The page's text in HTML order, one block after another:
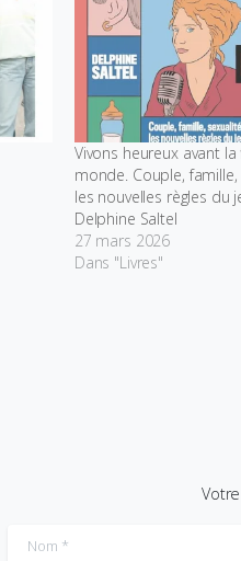
Vivons heureux avant la
monde. Couple, famille,
les nouvelles règles du
Delphine Saltel
27 mars 2026
Dans "Livres"
Nom